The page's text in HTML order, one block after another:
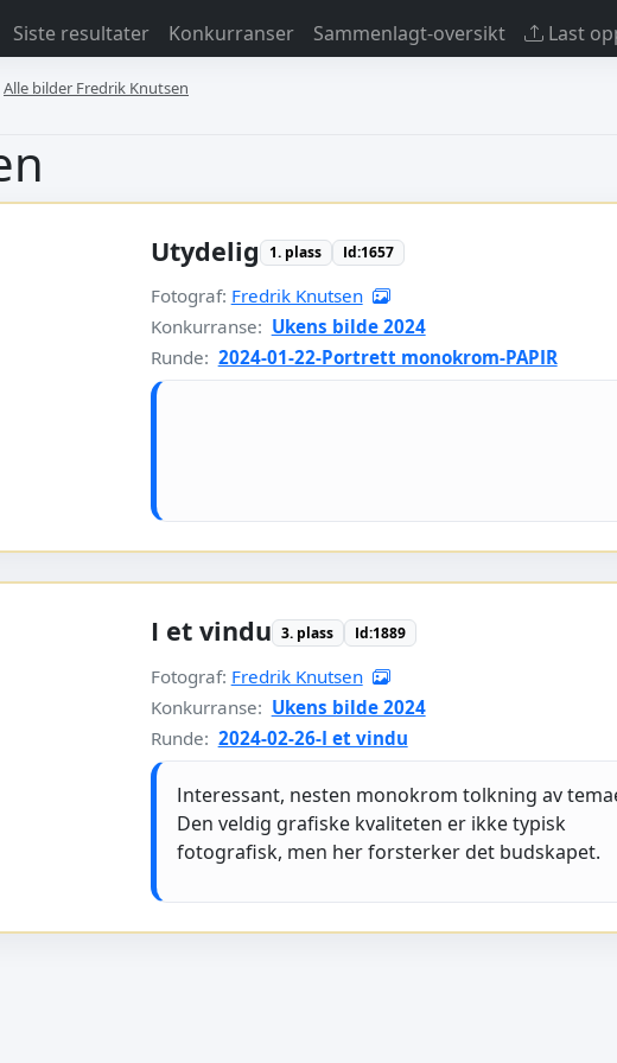
Siste resultater Konkurranser Sammenlagt-oversikt Last
Alle bilder Fredrik Knutsen
Utydelig 1. plass Id:1657
Fotograf: Fredrik Knutsen
Konkurranse: Ukens bilde 2024
Runde: 2024-01-22-Portrett monokrom-PAPIR
I et vindu 3. plass Id:1889
Fotograf: Fredrik Knutsen
Konkurranse: Ukens bilde 2024
Runde: 2024-02-26-I et vindu
Interessant, nesten monokrom tolkning av
Den veldig grafiske kvaliteten er ikke typisk
fotografisk, men her forsterker det budskapet.